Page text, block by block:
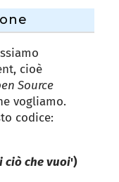
cioè
Source
vogliamo.
codice:
ciò che vuoi')